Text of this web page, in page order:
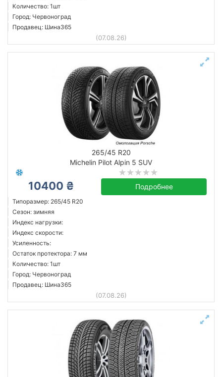
Количество: 1шт
Город: Червоноград
Продавец: Шина365
(07.08.26)
265/45 R20
Michelin Pilot Alpin 5 SUV
10400 ₴ Подробнее
Типоразмер: 265/45 R20
Сезон: зимняя
Индекс нагрузки:
Индекс скорости:
Усиленность:
Остаток протектора: 7 мм
Количество: 1шт
Город: Червоноград
Продавец: Шина365
(07.08.26)